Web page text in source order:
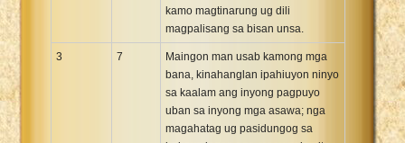
kamo magtinarung ug dili
magpalisang sa bisan unsa.
3 7
Maingon man usab kamong mga
bana, kinahanglan ipahiuyon ninyo
sa kaalam ang inyong pagpuyo
uban sa inyong mga asawa; nga
magahatag ug pasidungog sa